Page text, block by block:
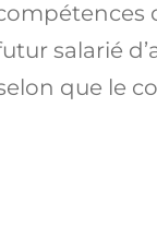
salarié
que le